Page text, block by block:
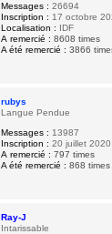
Messages : 26694
Inscription : 17 octobre
Localisation : IDF
A remercié : 8608 times
A été remercié : 3866
rubys
Langue Pendue
Messages : 13987
Inscription : 20 juillet
A remercié : 797 times
A été remercié : 868 times
Ray-J
Intarissable